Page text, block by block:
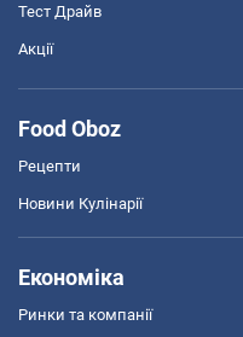
Тест Драйв
Акції
Food Oboz
Рецепти
Новини Кулінарії
Економіка
Ринки та компанії